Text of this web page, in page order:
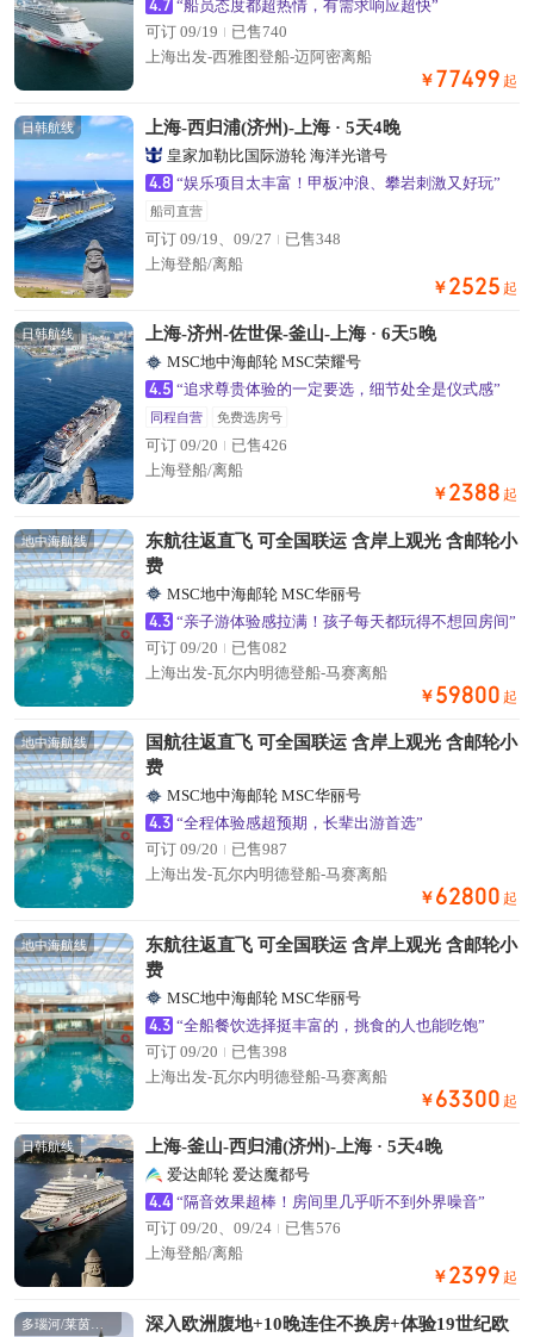
4.7 “船员态度都超热情，有需求响应超快”
可订 09/19
已售740
上海出发-西雅图登船-迈阿密离船
￥ 77499 起
日韩航线 上海-西归浦(济州)-上海 · 5天4晚
皇家加勒比国际游轮 海洋光谱号
4.8 “娱乐项目太丰富！甲板冲浪、攀岩刺激又好玩”
船司直营
可订 09/19、09/27
已售348
上海登船/离船
￥ 2525 起
日韩航线 上海-济州-佐世保-釜山-上海 · 6天5晚
MSC地中海邮轮 MSC荣耀号
4.5 “追求尊贵体验的一定要选，细节处全是仪式感”
同程自营 免费选房号
可订 09/20
已售426
上海登船/离船
￥ 2388 起
地中海航线
东航往返直飞 可全国联运 含岸上观光 含邮轮小
费
MSC地中海邮轮 MSC华丽号
4.3 “亲子游体验感拉满！孩子每天都玩得不想回房间”
可订 09/20
已售082
上海出发-瓦尔内明德登船-马赛离船
￥ 59800 起
地中海航线
国航往返直飞 可全国联运 含岸上观光 含邮轮小
费
MSC地中海邮轮 MSC华丽号
4.3 “全程体验感超预期，长辈出游首选”
可订 09/20
已售987
上海出发-瓦尔内明德登船-马赛离船
￥ 62800 起
地中海航线
东航往返直飞 可全国联运 含岸上观光 含邮轮小
费
MSC地中海邮轮 MSC华丽号
4.3 “全船餐饮选择挺丰富的，挑食的人也能吃饱”
可订 09/20
已售398
上海出发-瓦尔内明德登船-马赛离船
￥ 63300 起
日韩航线 上海-釜山-西归浦(济州)-上海 · 5天4晚
爱达邮轮 爱达魔都号
4.4 “隔音效果超棒！房间里几乎听不到外界噪音”
可订 09/20、09/24
已售576
上海登船/离船
￥ 2399 起
深入欧洲腹地+10晚连住不换房+体验19世纪欧